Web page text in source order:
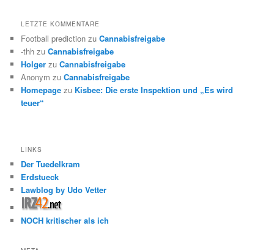
LETZTE KOMMENTARE
Football prediction zuCannabisfreigabe
-thh zuCannabisfreigabe
Holger zuCannabisfreigabe
Anonym zuCannabisfreigabe
Homepage zu Kisbee: Die erste Inspektion und „Es wird
teuer“
LINKS
Der Tuedelkram
Erdstueck
Lawblog by Udo Vetter
NOCH kritischer als ich